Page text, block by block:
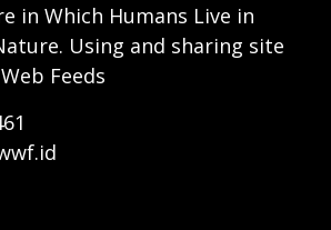
in Which Humans Live in
Using and sharing site
Feeds